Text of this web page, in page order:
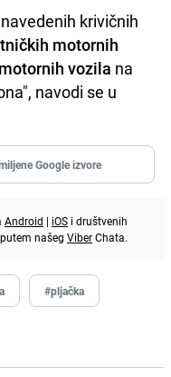
krivičnih
motornih
vozila na
navodi se u
Google izvore
Android | iOS i društvenih
našeg ViberChata.
#pljačka